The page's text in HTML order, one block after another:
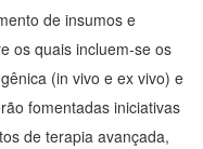
de insumos e
os quais incluem-se os
(in vivo e ex vivo) e
fomentadas iniciativas
de terapia avançada,